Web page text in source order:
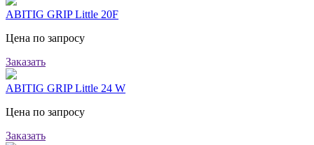
ABITIG GRIP Little 20F
Цена по запросу
Заказать
ABITIG GRIP Little 24 W
Цена по запросу
Заказать